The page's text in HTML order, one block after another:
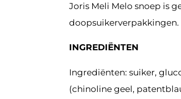
Joris Meli Melo snoep is
doopsuikerverpakkingen.
INGREDIËNTEN
Ingrediënten: suiker,
(chinoline geel,